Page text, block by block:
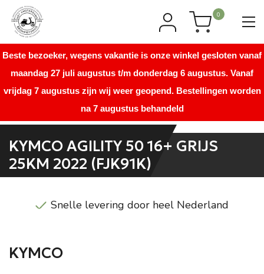
Beste bezoeker, wegens vakantie is onze winkel gesloten vanaf
maandag 27 juli augustus t/m donderdag 6 augustus. Vanaf
vrijdag 7 augustus zijn wij weer geopend. Bestellingen worden
na 7 augustus behandeld
0
KYMCO AGILITY 50 16+ GRIJS
25KM 2022 (FJK91K)
Snelle levering door heel Nederland
KYMCO